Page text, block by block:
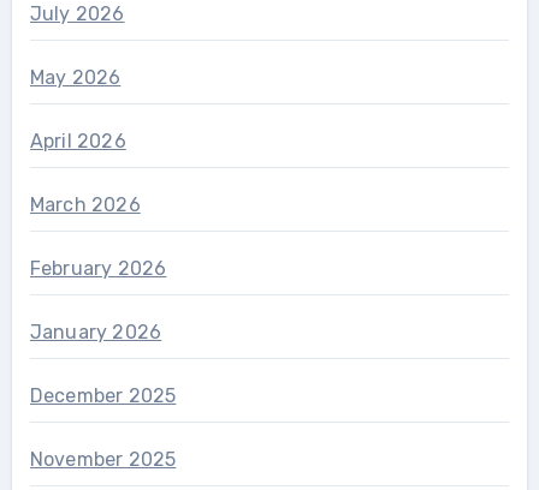
July 2026
May 2026
April 2026
March 2026
February 2026
January 2026
December 2025
November 2025